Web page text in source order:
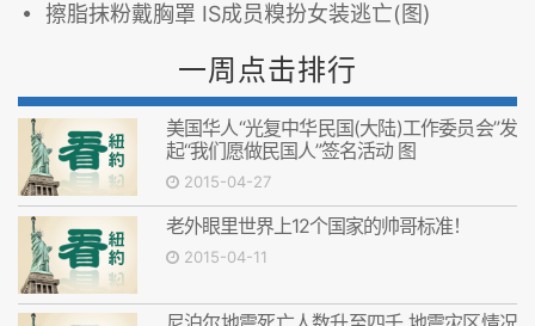
擦脂抹粉戴胸罩 IS成员糗扮女装逃亡(图)
一周点击排行
美国华人“光复中华民国(大陆)工作委员会”发
起“我们愿做民国人”签名活动 图
2015-04-27
老外眼里世界上12个国家的帅哥标准！
2015-04-11